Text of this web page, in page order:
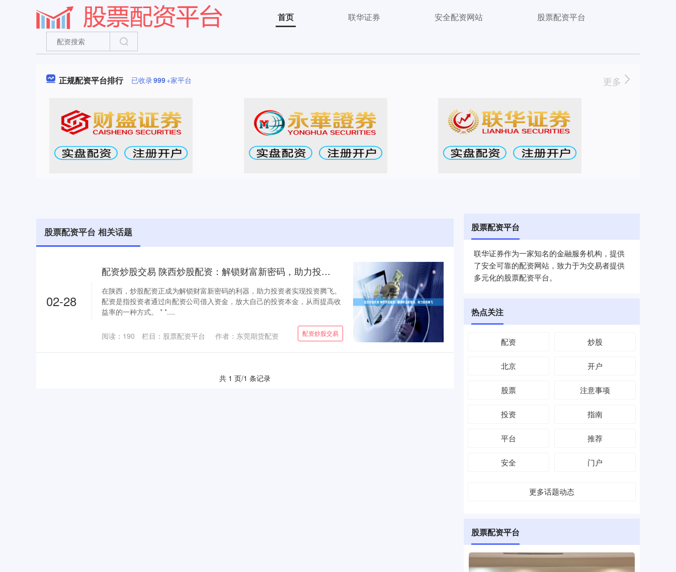
首页 联华证券 安全配资网站 股票配资平台
正规配资平台排行 已收录999+家平台 更多
股票配资平台 相关话题
02-28
配资炒股交易 陕西炒股配资：解锁财富新密码，助力投资腾飞
在陕西，炒股配资正成为解锁财富新密码的利器，助力投资者实现投资腾飞。
配资是指投资者通过向配资公司借入资金，放大自己的投资本金，从而提高收
益率的一种方式。 * *....
配资炒股交易
作者：东莞期货配资
阅读： 190 栏目： 股票配资平台
共 1 页/1 条记录
股票配资平台
联华证券作为一家知名的金融服务机构，提供
了安全可靠的配资网站，致力于为交易者提供
多元化的股票配资平台。
热点关注
配资 炒股
北京 开户
股票 注意事项
投资 指南
平台 推荐
安全 门户
更多话题动态
股票配资平台